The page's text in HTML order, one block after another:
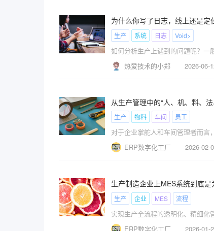
为什么你写了日志，线上还是定
生产
系统 日志 Void>
热爱技术的小郑
2026-06-
从生产管理中的“人、机、料、
生产
物料 车间 员工
对于企业掌舵人和车间管理者而言
ERP数字化工厂
2026-02-
生产制造企业上MES系统到底是
生产
企业 MES 流程
实现生产全流程的透明化、精细化
ERP数字化工厂
2026-01-